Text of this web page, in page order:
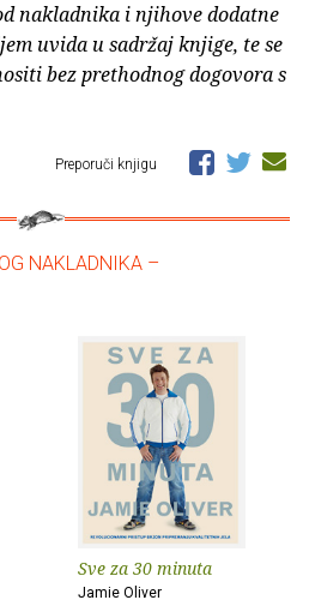
nakladnika i njihove dodatne
uvida u sadržaj knjige, te se
bez prethodnog dogovora s
Preporuči knjigu
NAKLADNIKA –
Sve za 30 minuta
Jamie Oliver